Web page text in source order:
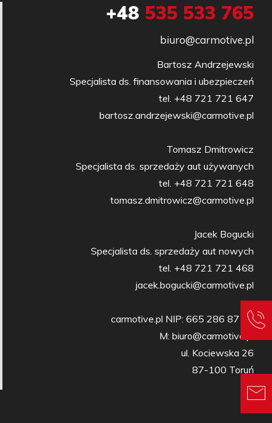
+48 535 533 765
biuro@carmotive.pl
Bartosz Andrzejewski
Specjalista ds. finansowania i ubezpieczeń
tel. +48 721 721 647
bartosz.andrzejewski@carmotive.pl
Tomasz Dmitrowicz
Specjalista ds. sprzedaży aut używanych
tel. +48 721 721 648
tomasz.dmitrowicz@carmotive.pl
Jacek Bogucki
Specjalista ds. sprzedaży aut nowych
tel. +48 721 721 468
jacek.bogucki@carmotive.pl
carmotive.pl NIP: 665 286 87 27
M: biuro@carmotive.pl
ul. Kociewska 26
87-100 Toruń